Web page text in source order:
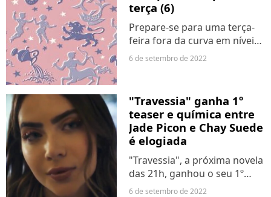
terça (6)
Prepare-se para uma terça-
feira fora da curva em níveis
de agitação e intensidade. A
continua a pleno vapor com a
Lua seguindo em...
6 de setembro de 2022
"Travessia" ganha 1º
teaser e química entre
Jade Picon e Chay Suede
é elogiada
"Travessia", a próxima novela
das 21h, ganhou o seu 1º
trailer na última segunda-
6 de setembro de 2022